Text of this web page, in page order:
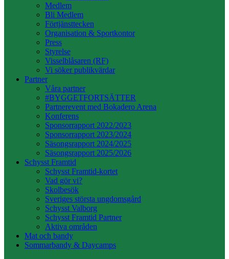
Medlem
Bli Medlem
Förtjänsttecken
Organisation & Sportkontor
Press
Styrelse
Visselblåsaren (RF)
Vi söker publikvärdar
Partner
Våra partner
#BYGGETFORTSÄTTER
Partnerevent med Bokadero Arena
Konferens
Sponsorrapport 2022/2023
Sponsorrapport 2023/2024
Säsongsrapport 2024/2025
Säsongsrapport 2025/2026
Schysst Framtid
Schysst Framtid-kortet
Vad gör vi?
Skolbesök
Sveriges största ungdomsgård
Schysst Valborg
Schysst Framtid Partner
Aktiva områden
Mat och bandy
Sommarbandy & Daycamps